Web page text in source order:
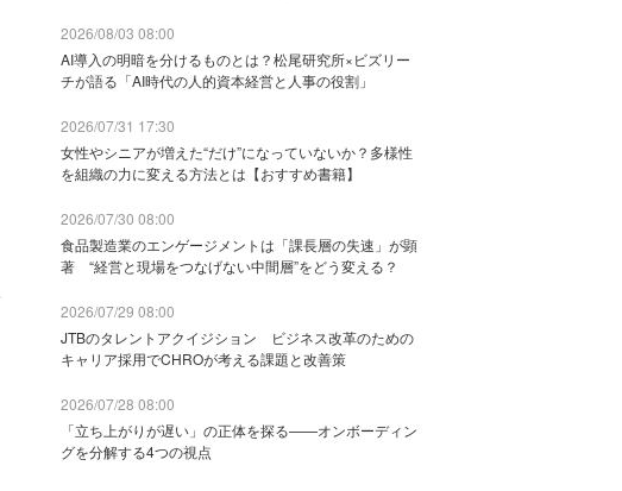
2026/08/03 08:00
AI導入の明暗を分けるものとは？松尾研究所×ビズリー
チが語る「AI時代の人的資本経営と人事の役割」
2026/07/31 17:30
女性やシニアが増えた“だけ”になっていないか？多様性
を組織の力に変える方法とは【おすすめ書籍】
2026/07/30 08:00
食品製造業のエンゲージメントは「課長層の失速」が顕
著 “経営と現場をつなげない中間層”をどう変える？
2026/07/29 08:00
JTBのタレントアクイジション ビジネス改革のための
キャリア採用でCHROが考える課題と改善策
2026/07/28 08:00
「立ち上がりが遅い」の正体を探る——オンボーディン
グを分解する4つの視点